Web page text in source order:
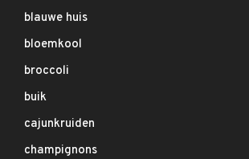
blauwe huis
bloemkool
broccoli
buik
cajunkruiden
champignons